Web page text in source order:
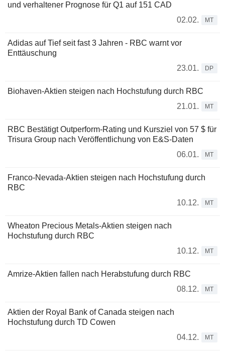
und verhaltener Prognose für Q1 auf 151 CAD
02.02.
MT
Adidas auf Tief seit fast 3 Jahren - RBC warnt vor
Enttäuschung
23.01.
DP
Biohaven-Aktien steigen nach Hochstufung durch RBC
21.01.
MT
RBC Bestätigt Outperform-Rating und Kursziel von 57 $ für
Trisura Group nach Veröffentlichung von E&S-Daten
06.01.
MT
Franco-Nevada-Aktien steigen nach Hochstufung durch
RBC
10.12.
MT
Wheaton Precious Metals-Aktien steigen nach
Hochstufung durch RBC
10.12.
MT
Amrize-Aktien fallen nach Herabstufung durch RBC
08.12.
MT
Aktien der Royal Bank of Canada steigen nach
Hochstufung durch TD Cowen
04.12.
MT